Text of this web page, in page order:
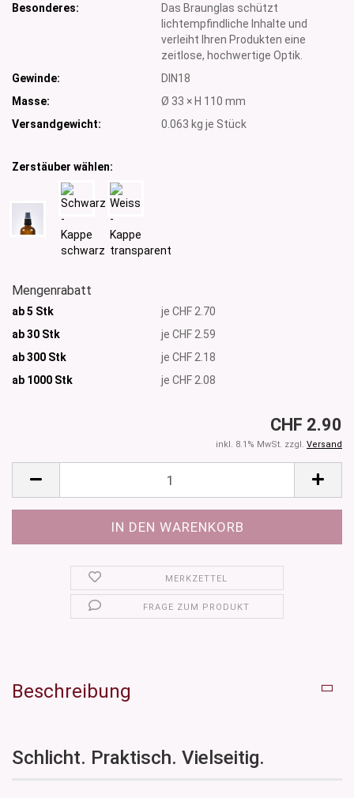
Besonderes:
Das Braunglas schützt
lichtempfindliche Inhalte und
verleiht Ihren Produkten eine
zeitlose, hochwertige Optik.
Gewinde:
DIN18
Masse:
Ø 33 × H 110 mm
Versandgewicht:
0.063 kg je Stück
Zerstäuber wählen:
Mengenrabatt
ab 5 Stk
je CHF 2.70
ab 30 Stk
je CHF 2.59
ab 300 Stk
je CHF 2.18
ab 1000 Stk je CHF 2.08
CHF 2.90
inkl. 8.1% MwSt. zzgl. Versand
MERKZETTEL
FRAGE ZUM PRODUKT
Beschreibung
Schlicht. Praktisch. Vielseitig.